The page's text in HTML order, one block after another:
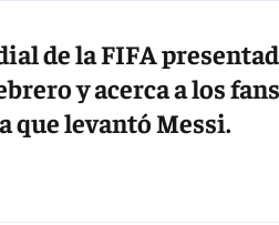
de la FIFA
y acerca a los
que levantó Messi.